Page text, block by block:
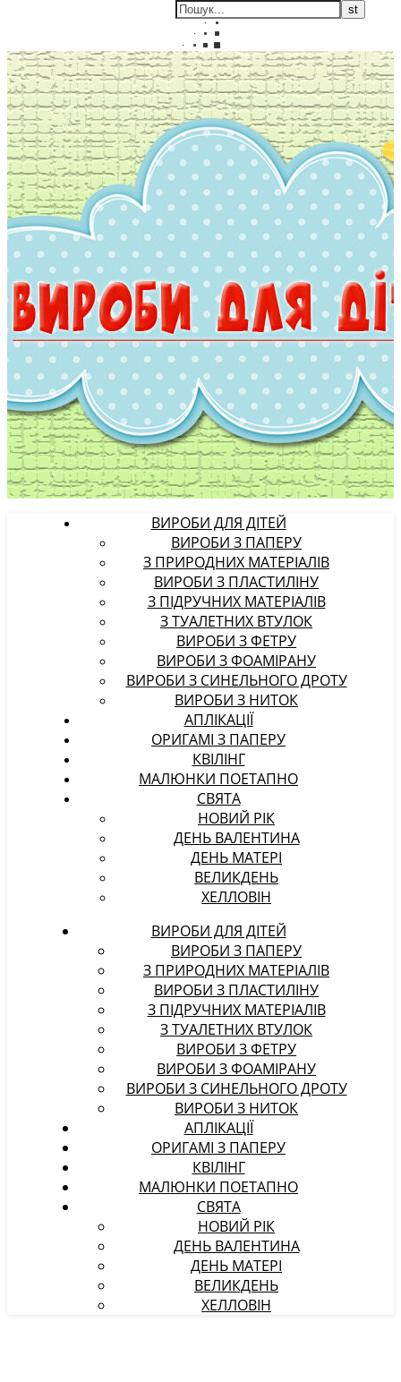
ВИРОБИ ДЛЯ ДІТЕЙ
ВИРОБИ З ПАПЕРУ
З ПРИРОДНИХ МАТЕРІАЛІВ
ВИРОБИ З ПЛАСТИЛІНУ
З ПІДРУЧНИХ МАТЕРІАЛІВ
З ТУАЛЕТНИХ ВТУЛОК
ВИРОБИ З ФЕТРУ
ВИРОБИ З ФОАМІРАНУ
ВИРОБИ З СИНЕЛЬНОГО ДРОТУ
ВИРОБИ З НИТОК
АПЛІКАЦІЇ
ОРИГАМІ З ПАПЕРУ
КВІЛІНГ
МАЛЮНКИ ПОЕТАПНО
СВЯТА
НОВИЙ РІК
ДЕНЬ ВАЛЕНТИНА
ДЕНЬ МАТЕРІ
ВЕЛИКДЕНЬ
ХЕЛЛОВІН
ВИРОБИ ДЛЯ ДІТЕЙ
ВИРОБИ З ПАПЕРУ
З ПРИРОДНИХ МАТЕРІАЛІВ
ВИРОБИ З ПЛАСТИЛІНУ
З ПІДРУЧНИХ МАТЕРІАЛІВ
З ТУАЛЕТНИХ ВТУЛОК
ВИРОБИ З ФЕТРУ
ВИРОБИ З ФОАМІРАНУ
ВИРОБИ З СИНЕЛЬНОГО ДРОТУ
ВИРОБИ З НИТОК
АПЛІКАЦІЇ
ОРИГАМІ З ПАПЕРУ
КВІЛІНГ
МАЛЮНКИ ПОЕТАПНО
СВЯТА
НОВИЙ РІК
ДЕНЬ ВАЛЕНТИНА
ДЕНЬ МАТЕРІ
ВЕЛИКДЕНЬ
ХЕЛЛОВІН